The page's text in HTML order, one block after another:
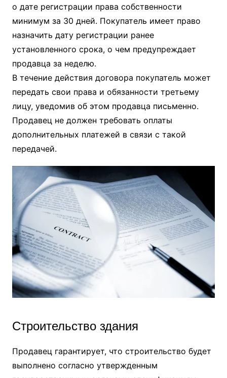
о дате регистрации права собственности
минимум за 30 дней. Покупатель имеет право
назначить дату регистрации ранее
установленного срока, о чем предупреждает
продавца за неделю.
В течение действия договора покупатель может
передать свои права и обязанности третьему
лицу, уведомив об этом продавца письменно.
Продавец не должен требовать оплаты
дополнительных платежей в связи с такой
передачей.
Строительство здания
Продавец гарантирует, что строительство будет
выполнено согласно утвержденным